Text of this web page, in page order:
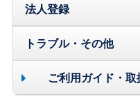
法人登録
トラブル・その他
ご利用ガイド・取